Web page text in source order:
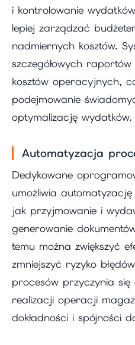
i kontrolowanie
lepiej zarządzać
nadmiernych kosztów.
szczegółowych
kosztów operacyjnych,
podejmowanie
optymalizację wydatków.
Automatyzacja
Dedykowane
umożliwia
jak przyjmowanie i
generowanie
temu można zwiększyć
zmniejszyć ryzyko
procesów przyczynia się
realizacji operacji
dokładności i spójności